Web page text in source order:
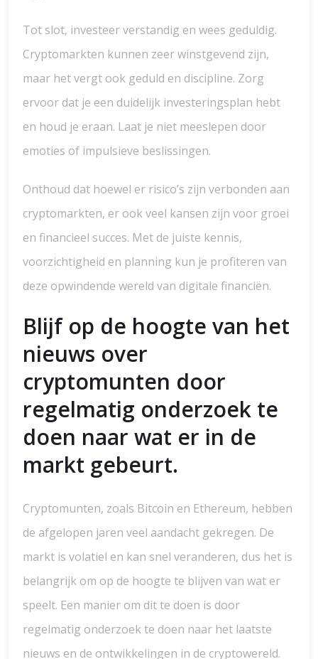
Tot slot, investeer verstandig en wees geduldig.
Cryptomarkten kunnen zeer winstgevend zijn,
maar het vergt ook geduld en discipline. Zorg
ervoor dat je een duidelijk investeringsplan hebt
en houd je eraan. Laat je niet meeslepen door
emoties of impulsieve beslissingen.
Onthoud dat hoewel er risico’s zijn verbonden aan
cryptomarkten, er ook veel kansen zijn voor groei
en financieel succes. Met de juiste kennis,
voorzichtigheid en planning kun je profiteren van
deze opwindende wereld van digitale financiën.
Blijf op de hoogte van het
nieuws over
cryptomunten door
regelmatig onderzoek te
doen naar wat er in de
markt gebeurt.
Cryptomunten, zoals Bitcoin en Ethereum, hebben
de afgelopen jaren veel aandacht gekregen. De
markt is volatiel en kan snel veranderen, dus het is
belangrijk om op de hoogte te blijven van wat er
speelt. Een manier om dit te doen is door
regelmatig onderzoek te doen naar het laatste
nieuws en de ontwikkelingen in de cryptowereld.